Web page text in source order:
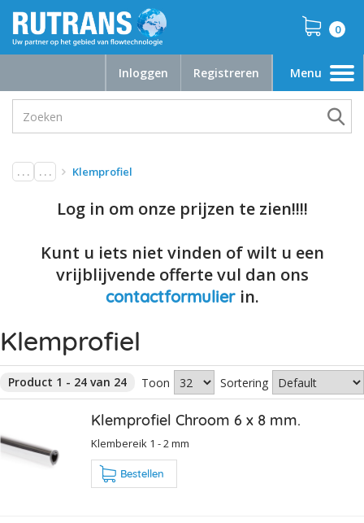
0
Inloggen Registreren
Toggle
navigation
Menu
. . . . . . Klemprofiel
Log in om onze prijzen te zien!!!!
Kunt u iets niet vinden of wilt u een
vrijblijvende offerte vul dan ons
contactformulier in.
Klemprofiel
Product 1 - 24 van 24 Toon Sortering
Klemprofiel Chroom 6 x 8 mm.
Klembereik 1 - 2 mm
Bestellen